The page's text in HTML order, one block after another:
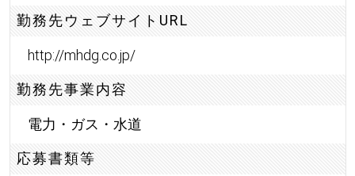
勤務先ウェブサイトURL
http://mhdg.co.jp/
勤務先事業内容
電力・ガス・水道
応募書類等